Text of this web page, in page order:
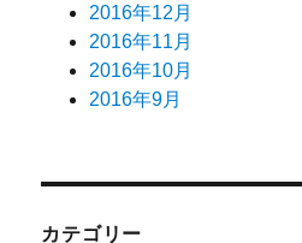
2016年12月
2016年11月
2016年10月
2016年9月
カテゴリー